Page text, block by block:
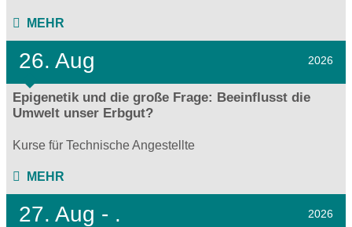
MEHR
26. Aug 2026
Epigenetik und die große Frage: Beeinflusst die
Umwelt unser Erbgut?
Kurse für Technische Angestellte
MEHR
27. Aug - . 2026